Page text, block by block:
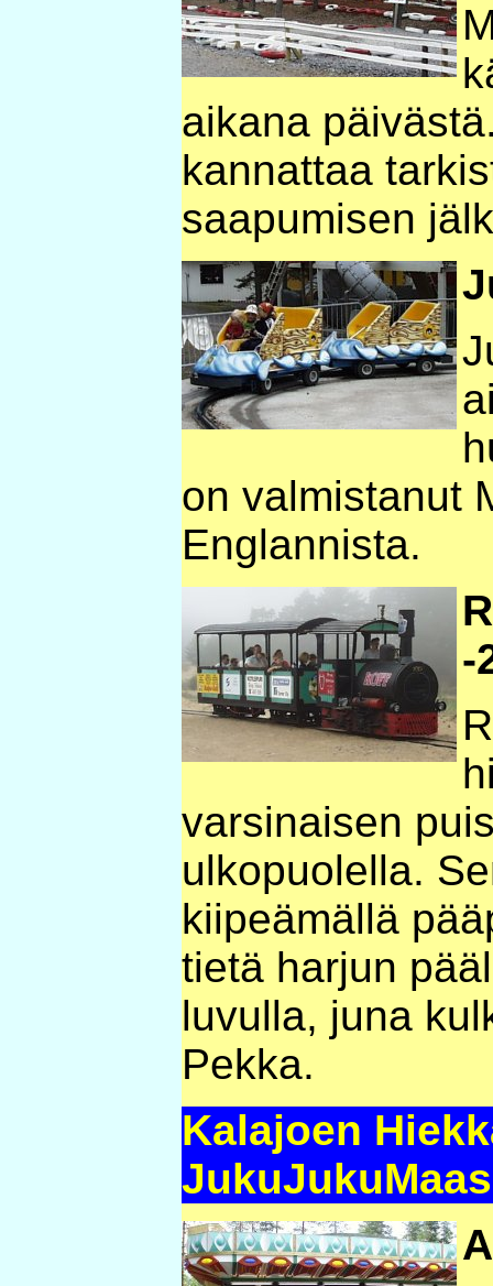
aikana
kannattaa
saapumisen
on valmistanut
Englannista.
-
varsinaisen
ulkopuolella.
kiipeämällä
tietä harjun
luvulla, juna
Pekka.
Kalajoen